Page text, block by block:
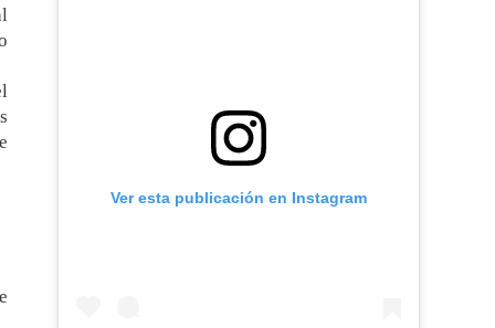
Ver esta publicación en Instagram